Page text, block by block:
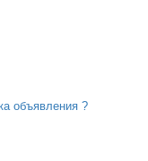
объявления ?